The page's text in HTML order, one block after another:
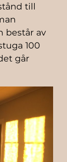
till
består av
100
går